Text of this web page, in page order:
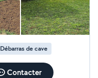
Débarras de cave
Contacter